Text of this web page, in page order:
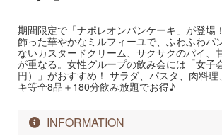
期間限定で「ナポレオンパンケーキ」が登場
飾った華やかなミルフィーユで、ふわふわパ
ないカスタードクリーム、サクサクのパイ、
が重なる。女性グループの飲み会には「女子
円）」がおすすめ！ サラダ、パスタ、肉料
キ等全8品＋180分飲み放題でお得♪
INFORMATION